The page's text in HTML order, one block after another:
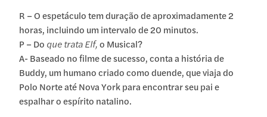
R – O espetáculo tem duração de aproximadamente 2
horas, incluindo um intervalo de 20 minutos.
P – Do que trata Elf,o Musical?
A- Baseado no filme de sucesso, conta a história de
Buddy, um humano criado como duende, que viaja do
Polo Norte até Nova York para encontrar seu pai e
espalhar o espírito natalino.